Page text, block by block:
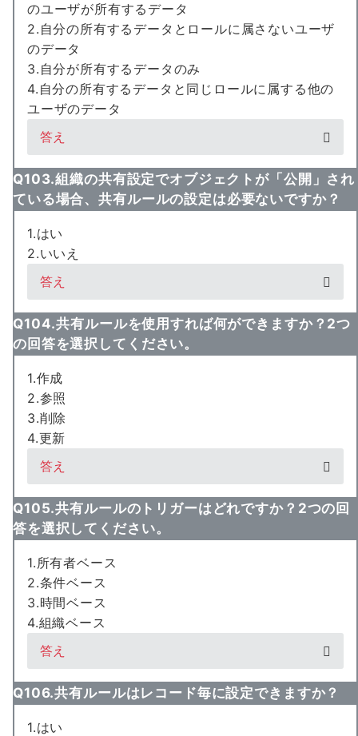
のユーザが所有するデータ
2.自分の所有するデータとロールに属さないユーザ
のデータ
3.自分が所有するデータのみ
4.自分の所有するデータと同じロールに属する他の
ユーザのデータ
答え
Q103.組織の共有設定でオブジェクトが「公開」され
ている場合、共有ルールの設定は必要ないですか？
1.はい
2.いいえ
答え
Q104.共有ルールを使用すれば何ができますか？2つ
の回答を選択してください。
1.作成
2.参照
3.削除
4.更新
答え
Q105.共有ルールのトリガーはどれですか？2つの回
答を選択してください。
1.所有者ベース
2.条件ベース
3.時間ベース
4.組織ベース
答え
Q106.共有ルールはレコード毎に設定できますか？
1.はい